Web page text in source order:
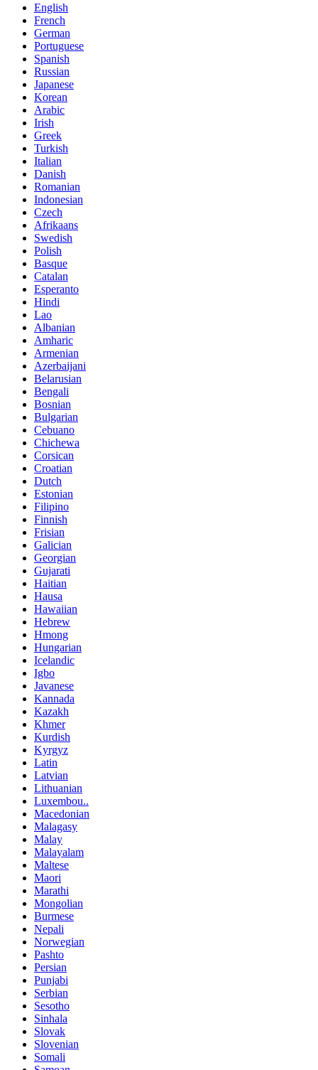
English
French
German
Portuguese
Spanish
Russian
Japanese
Korean
Arabic
Irish
Greek
Turkish
Italian
Danish
Romanian
Indonesian
Czech
Afrikaans
Swedish
Polish
Basque
Catalan
Esperanto
Hindi
Lao
Albanian
Amharic
Armenian
Azerbaijani
Belarusian
Bengali
Bosnian
Bulgarian
Cebuano
Chichewa
Corsican
Croatian
Dutch
Estonian
Filipino
Finnish
Frisian
Galician
Georgian
Gujarati
Haitian
Hausa
Hawaiian
Hebrew
Hmong
Hungarian
Icelandic
Igbo
Javanese
Kannada
Kazakh
Khmer
Kurdish
Kyrgyz
Latin
Latvian
Lithuanian
Luxembou..
Macedonian
Malagasy
Malay
Malayalam
Maltese
Maori
Marathi
Mongolian
Burmese
Nepali
Norwegian
Pashto
Persian
Punjabi
Serbian
Sesotho
Sinhala
Slovak
Slovenian
Somali